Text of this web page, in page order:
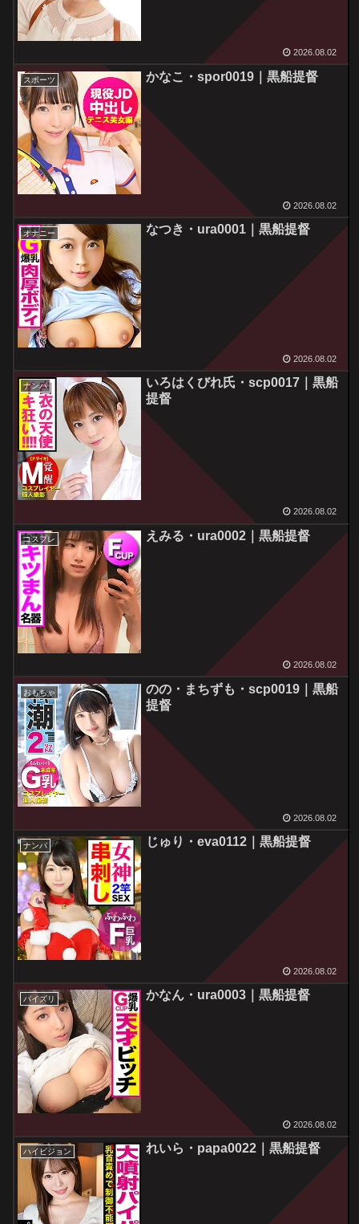
2026.08.02
スポーツ かなこ・spor0019｜黒船提督
2026.08.02
オナニー なつき・ura0001｜黒船提督
2026.08.02
ナンパ
いろはくびれ氏・scp0017｜黒船
提督
2026.08.02
コスプレ えみる・ura0002｜黒船提督
2026.08.02
おもちゃ
のの・まちずも・scp0019｜黒船
提督
2026.08.02
ナンパ じゅり・eva0112｜黒船提督
2026.08.02
パイズリ かなん・ura0003｜黒船提督
2026.08.02
ハイビジョン れいら・papa0022｜黒船提督